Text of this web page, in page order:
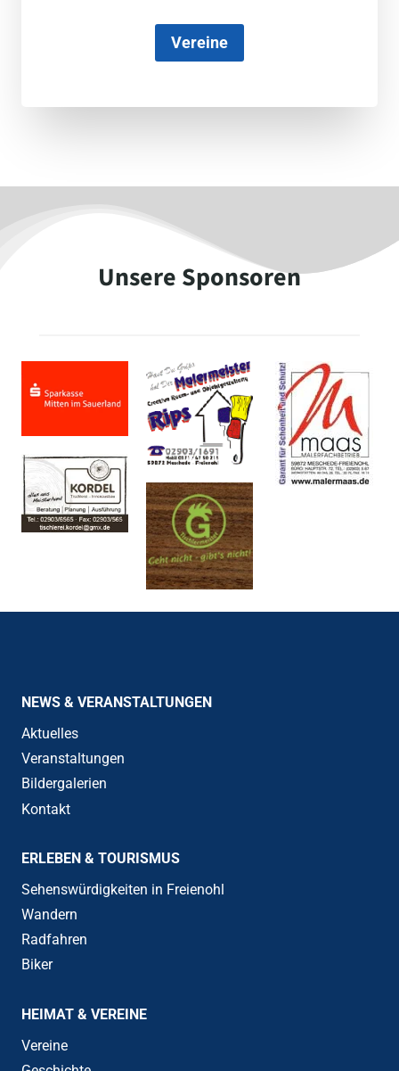
Vereine
Unsere Sponsoren
NEWS & VERANSTALTUNGEN
Aktuelles
Veranstaltungen
Bildergalerien
Kontakt
ERLEBEN & TOURISMUS
Sehenswürdigkeiten in Freienohl
Wandern
Radfahren
Biker
HEIMAT & VEREINE
Vereine